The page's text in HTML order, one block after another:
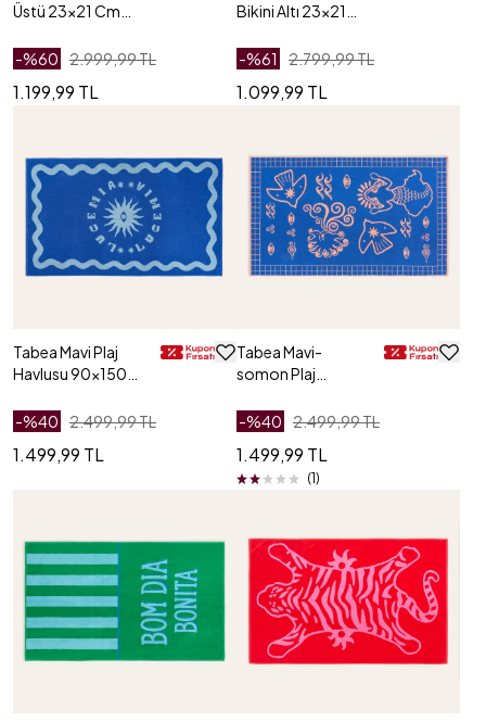
Üstü 23x21 Cm
-%60 2.999,99 TL
1.199,99 TL
Bikini Altı 23x21
-%61 2.799,99 TL
1.099,99 TL
Tabea Mavi Plaj
Havlusu 90x150
-%40 2.499,99 TL
1.499,99 TL
Tabea Mavi-
somon Plaj
Cm
-%40 2.499,99 TL
1.499,99 TL
(1)